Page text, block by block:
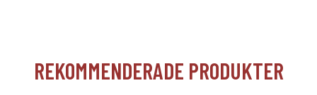
REKOMMENDERADE PRODUKTER